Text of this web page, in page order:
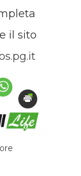
il sito